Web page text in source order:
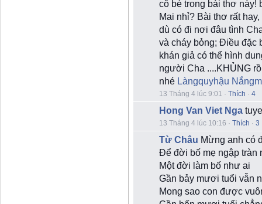
cô bé trong bài thơ này!
Mai nhỉ? Bài thơ rất
dù có đi nơi đâu tình
và cháy bỏng; Điều đặc
khán giả có thể hình
người Cha ....KHỦNG
nhé Làngquyhậu
13 Tháng 4 lúc 9:01 · Thích · 4
Hong Van Viet Nga
13 Tháng 4 lúc 10:16 · Thích · 3
Từ Châu Mừng anh có
Để đời bố mẹ ngập tràn
Một đời làm bố như ai
Gần bảy mươi tuổi vẫn
Mong sao con được